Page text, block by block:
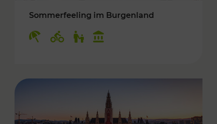
Sommerfeeling im Burgenland